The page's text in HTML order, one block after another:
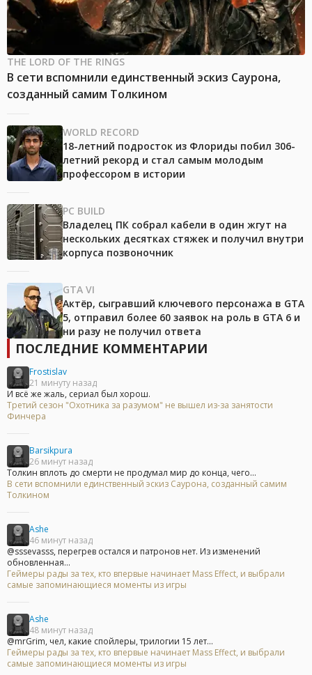
THE LORD OF THE RINGS
В сети вспомнили единственный эскиз Саурона,
созданный самим Толкином
WORLD RECORD
18-летний подросток из Флориды побил 306-
летний рекорд и стал самым молодым
профессором в истории
PC BUILD
Владелец ПК собрал кабели в один жгут на
нескольких десятках стяжек и получил внутри
корпуса позвоночник
GTA VI
Актёр, сыгравший ключевого персонажа в GTA
5, отправил более 60 заявок на роль в GTA 6 и
ни разу не получил ответа
ПОСЛЕДНИЕ КОММЕНТАРИИ
Frostislav
21 минуту назад
И всё же жаль, сериал был хорош.
Третий сезон "Охотника за разумом" не вышел из-за занятости
Финчера
Barsikpura
26 минут назад
Толкин вплоть до смерти не продумал мир до конца, чего...
В сети вспомнили единственный эскиз Саурона, созданный самим
Толкином
Ashe
46 минут назад
@sssevasss, перегрев остался и патронов нет. Из изменений
обновленная...
Геймеры рады за тех, кто впервые начинает Mass Effect, и выбрали
самые запоминающиеся моменты из игры
Ashe
48 минут назад
@mrGrim, чел, какие спойлеры, трилогии 15 лет...
Геймеры рады за тех, кто впервые начинает Mass Effect, и выбрали
самые запоминающиеся моменты из игры